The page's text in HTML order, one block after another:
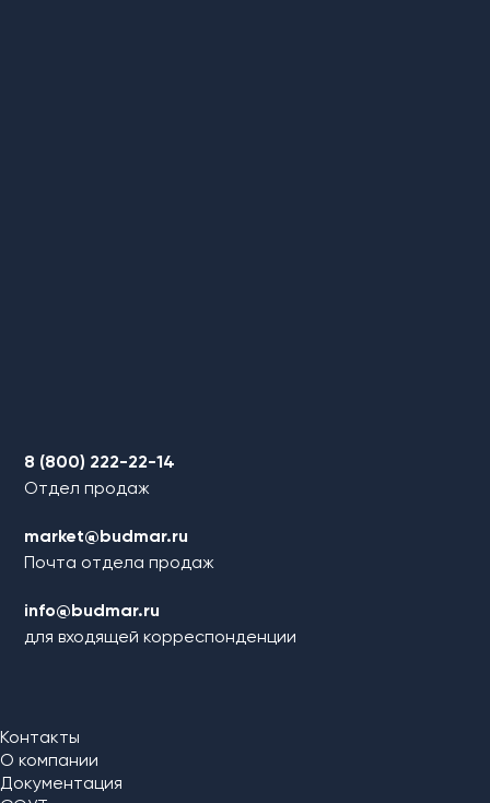
8 (800) 222-22-14
Отдел продаж
market@budmar.ru
Почта отдела продаж
info@budmar.ru
для входящей корреспонденции
Контакты
О компании
Документация